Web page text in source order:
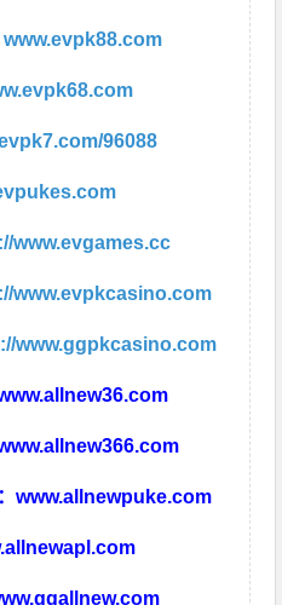
www.evpk88.com
96088
www.evgames.cc
www.evpkcasino.com
www.ggpkcasino.com
www.allnewpuke.com